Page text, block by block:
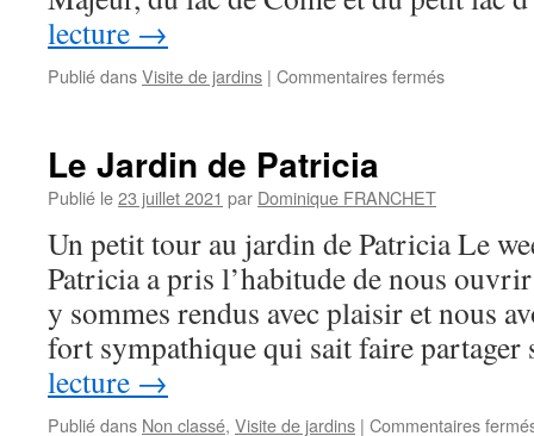
lecture →
Publié dansVisite de jardins | Commentaires ferméssur
Le Jardin de Patricia
Publié le23 juillet 2021 par Dominique FRANCHET
Un petit tour au jardin de Patricia Le
Patricia a pris l’habitude de nous
y sommes rendus avec plaisir et nous
fort sympathique qui sait faire
lecture →
Publié dans Non classé, Visite de jardins | Commentaires